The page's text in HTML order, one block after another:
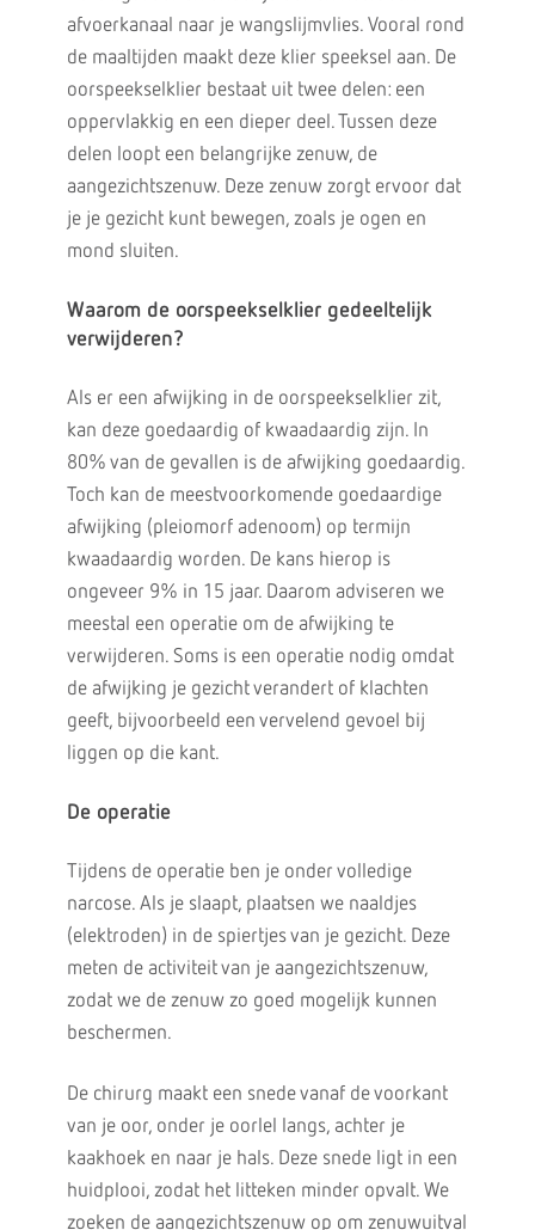
afvoerkanaal naar je wangslijmvlies. Vooral rond
de maaltijden maakt deze klier speeksel aan. De
oorspeekselklier bestaat uit twee delen: een
oppervlakkig en een dieper deel. Tussen deze
delen loopt een belangrijke zenuw, de
aangezichtszenuw. Deze zenuw zorgt ervoor dat
je je gezicht kunt bewegen, zoals je ogen en
mond sluiten.
Waarom de oorspeekselklier gedeeltelijk
verwijderen?
Als er een afwijking in de oorspeekselklier zit,
kan deze goedaardig of kwaadaardig zijn. In
80% van de gevallen is de afwijking goedaardig.
Toch kan de meestvoorkomende goedaardige
afwijking (pleiomorf adenoom) op termijn
kwaadaardig worden. De kans hierop is
ongeveer 9% in 15 jaar. Daarom adviseren we
meestal een operatie om de afwijking te
verwijderen. Soms is een operatie nodig omdat
de afwijking je gezicht verandert of klachten
geeft, bijvoorbeeld een vervelend gevoel bij
liggen op die kant.
De operatie
Tijdens de operatie ben je onder volledige
narcose. Als je slaapt, plaatsen we naaldjes
(elektroden) in de spiertjes van je gezicht. Deze
meten de activiteit van je aangezichtszenuw,
zodat we de zenuw zo goed mogelijk kunnen
beschermen.
De chirurg maakt een snede vanaf de voorkant
van je oor, onder je oorlel langs, achter je
kaakhoek en naar je hals. Deze snede ligt in een
huidplooi, zodat het litteken minder opvalt. We
zoeken de aangezichtszenuw op om zenuwuitval